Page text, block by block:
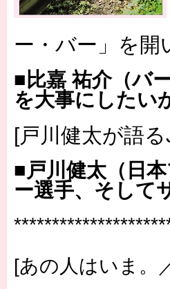
ー・バー」を開
■比嘉 祐介（バ
を大事にしたい
[戸川健太が語
■戸川健太（日
ー選手、そして
[あの人はいま。